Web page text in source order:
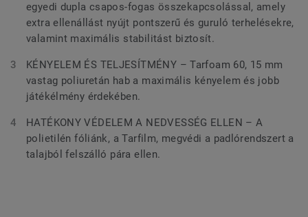
egyedi dupla csapos-fogas összekapcsolással, amely
extra ellenállást nyújt pontszerű és guruló terhelésekre,
valamint maximális stabilitást biztosít.
KÉNYELEM ÉS TELJESÍTMÉNY – Tarfoam 60, 15 mm
vastag poliuretán hab a maximális kényelem és jobb
játékélmény érdekében.
HATÉKONY VÉDELEM A NEDVESSÉG ELLEN – A
polietilén fóliánk, a Tarfilm, megvédi a padlórendszert a
talajból felszálló pára ellen.